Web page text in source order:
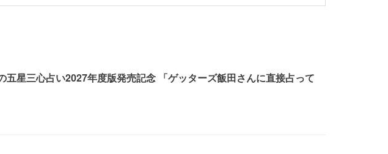
星三心占い2027年度版発売記念 「ゲッターズ飯田さんに直接占って